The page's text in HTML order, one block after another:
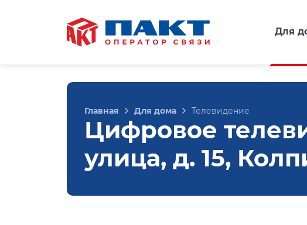
Для
Главная Для дома Телевидение
Цифровое
улица, д. 15,